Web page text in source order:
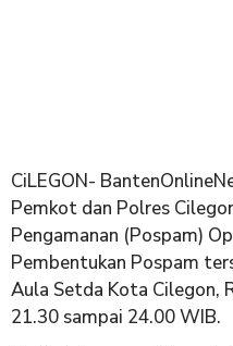
CiLEGON-
Pemkot dan Polres
Pengamanan (Pospam)
Pembentukan Pospam
Aula Setda Kota Cilegon,
21.30 sampai 24.00 WIB.